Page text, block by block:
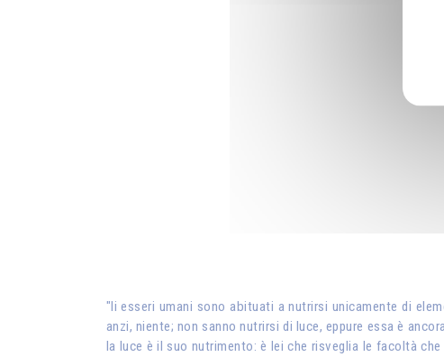
"li esseri umani sono abituati a nutrirsi unicamente di
anzi, niente; non sanno nutrirsi di luce, eppure essa è
la luce è il suo nutrimento: è lei che risveglia le facoltà